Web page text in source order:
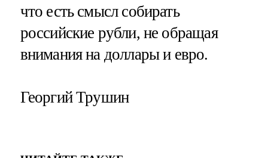
что есть смысл собирать
российские рубли, не обращая
внимания на доллары и евро.
Георгий Трушин